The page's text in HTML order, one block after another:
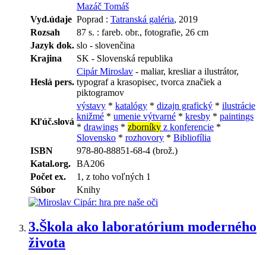
Mazáč Tomáš
Vyd.údaje Poprad : Tatranská galéria, 2019
Rozsah
87 s. : fareb. obr., fotografie, 26 cm
Jazyk dok. slo - slovenčina
Krajina
SK - Slovenská republika
Heslá pers.
Cipár Miroslav - maliar, kresliar a ilustrátor,
typograf a krasopisec, tvorca značiek a
piktogramov
Kľúč.slová
výstavy * katalógy * dizajn grafický * ilustrácie
knižmé * umenie výtvarné * kresby * paintings
* drawings * zborníky z konferencie *
Slovensko * rozhovory * Bibliofília
ISBN
978-80-88851-68-4 (brož.)
Katal.org. BA206
Počet ex.
1, z toho voľných 1
Súbor
Knihy
3.Škola ako laboratórium moderného
života